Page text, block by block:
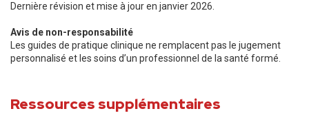
Dernière révision et mise à jour en janvier 2026.
Avis de non-responsabilité
Les guides de pratique clinique ne remplacent pas le jugement
personnalisé et les soins d’un professionnel de la santé formé.
Ressources supplémentaires